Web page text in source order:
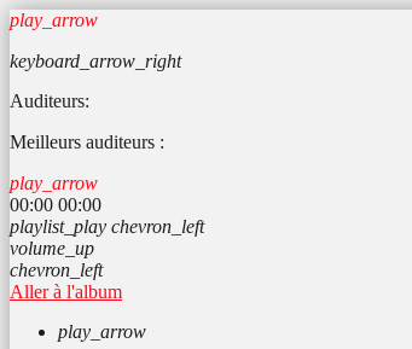
play_arrow
keyboard_arrow_right
Auditeurs:
Meilleurs auditeurs :
play_arrow
00:00 00:00
playlist_play chevron_left
volume_up
chevron_left
Aller à l'album
play_arrow